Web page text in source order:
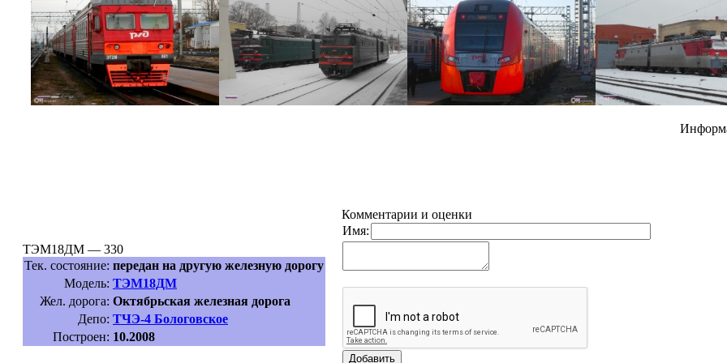
ТЭМ18ДМ — 330
Тек. состояние: передан на другую железную дорогу
Модель: ТЭМ18ДМ
Жел. дорога: Октябрьская железная дорога
Депо: ТЧЭ-4 Бологовское
Построен: 10.2008
Комментарии и оценки
Имя: